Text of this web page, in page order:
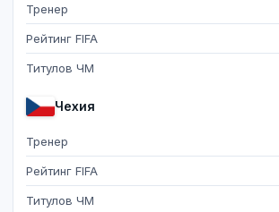
Тренер
Рейтинг FIFA
Титулов ЧМ
Чехия
Тренер
Рейтинг FIFA
Титулов ЧМ